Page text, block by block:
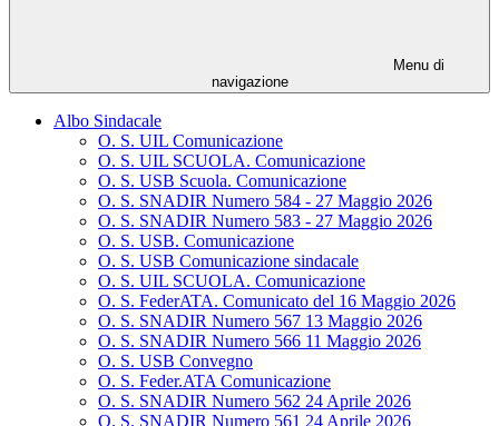
Menu di
navigazione
Albo Sindacale
O. S. UIL Comunicazione
O. S. UIL SCUOLA. Comunicazione
O. S. USB Scuola. Comunicazione
O. S. SNADIR Numero 584 - 27 Maggio 2026
O. S. SNADIR Numero 583 - 27 Maggio 2026
O. S. USB. Comunicazione
O. S. USB Comunicazione sindacale
O. S. UIL SCUOLA. Comunicazione
O. S. FederATA. Comunicato del 16 Maggio 2026
O. S. SNADIR Numero 567 13 Maggio 2026
O. S. SNADIR Numero 566 11 Maggio 2026
O. S. USB Convegno
O. S. Feder.ATA Comunicazione
O. S. SNADIR Numero 562 24 Aprile 2026
O. S. SNADIR Numero 561 24 Aprile 2026